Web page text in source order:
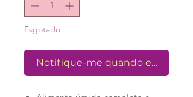
Esgotado
Notifique-me quando estiver